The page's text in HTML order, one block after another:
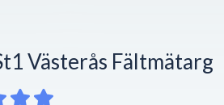
Västerås Fältmätarg